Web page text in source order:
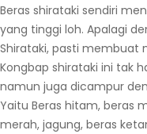
Beras shirataki sendiri
yang tinggi loh. Apalagi
Shirataki, pasti membuat
Kongbap shirataki ini tak
namun juga dicampur
Yaitu Beras hitam, beras
merah, jagung, beras